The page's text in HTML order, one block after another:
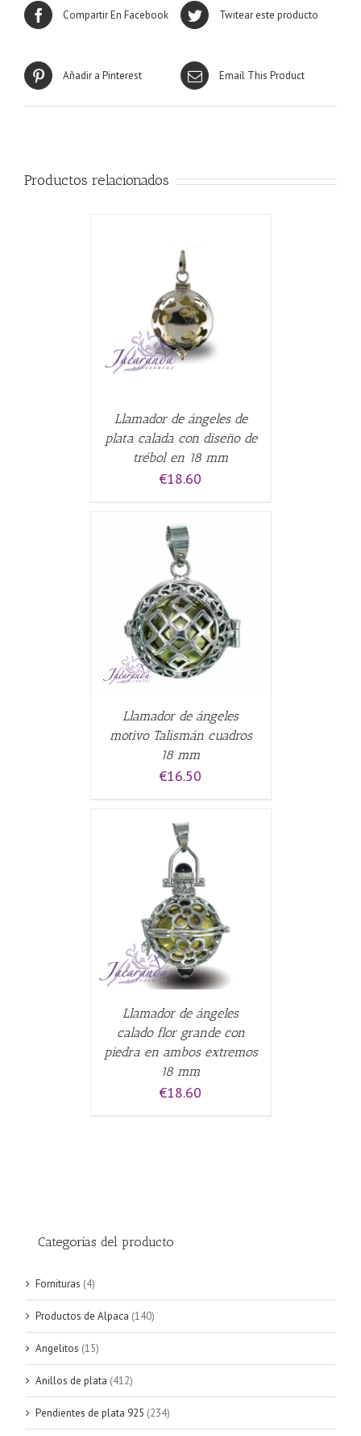
Compartir En Facebook Twitear este producto
Añadir a Pinterest Email This Product
Productos relacionados
Llamador de ángeles de
plata calada con diseño de
trébol en 18 mm
€18.60
Llamador de ángeles
motivo Talismán cuadros
18 mm
€16.50
Llamador de ángeles
calado flor grande con
piedra en ambos extremos
18 mm
€18.60
Categorías del producto
Fornituras (4)
Productos de Alpaca (140)
Angelitos (15)
Anillos de plata (412)
Pendientes de plata 925 (234)